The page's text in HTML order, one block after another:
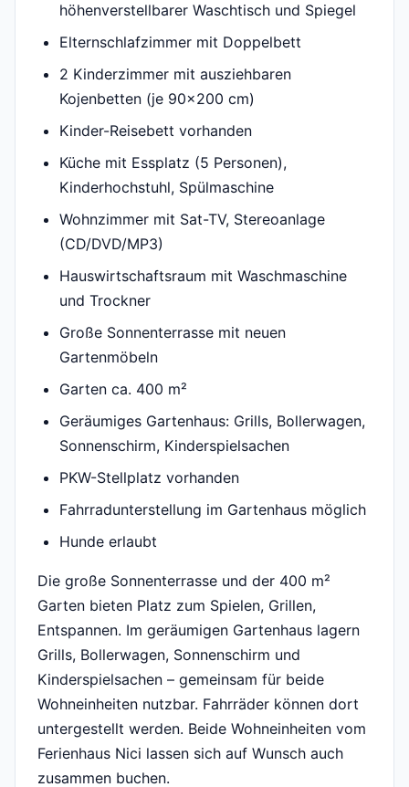
höhenverstellbarer Waschtisch und Spiegel
Elternschlafzimmer mit Doppelbett
2 Kinderzimmer mit ausziehbaren
Kojenbetten (je 90x200 cm)
Kinder-Reisebett vorhanden
Küche mit Essplatz (5 Personen),
Kinderhochstuhl, Spülmaschine
Wohnzimmer mit Sat-TV, Stereoanlage
(CD/DVD/MP3)
Hauswirtschaftsraum mit Waschmaschine
und Trockner
Große Sonnenterrasse mit neuen
Gartenmöbeln
Garten ca. 400 m²
Geräumiges Gartenhaus: Grills, Bollerwagen,
Sonnenschirm, Kinderspielsachen
PKW-Stellplatz vorhanden
Fahrradunterstellung im Gartenhaus möglich
Hunde erlaubt
Die große Sonnenterrasse und der 400 m²
Garten bieten Platz zum Spielen, Grillen,
Entspannen. Im geräumigen Gartenhaus lagern
Grills, Bollerwagen, Sonnenschirm und
Kinderspielsachen – gemeinsam für beide
Wohneinheiten nutzbar. Fahrräder können dort
untergestellt werden. Beide Wohneinheiten vom
Ferienhaus Nici lassen sich auf Wunsch auch
zusammen buchen.